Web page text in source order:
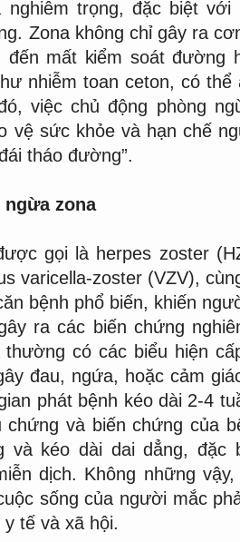
nghiêm trọng, đặc biệt
Zona không chỉ gây ra
đến mất kiểm soát đường
nhiễm toan ceton, có
việc chủ động phòng
vệ sức khỏe và hạn chế
tháo đường”.
ngừa zona
gọi là herpes zoster
varicella-zoster (VZV),
bệnh phổ biến, khiến
ra các biến chứng
thường có các biểu hiện
đau, ngứa, hoặc cảm
phát bệnh kéo dài 2-4
chứng và biến chứng của
và kéo dài dai dẳng,
dịch. Không những
sống của người mắc
y tế và xã hội.